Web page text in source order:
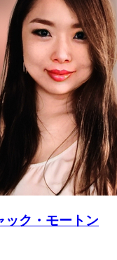
ック・モートン